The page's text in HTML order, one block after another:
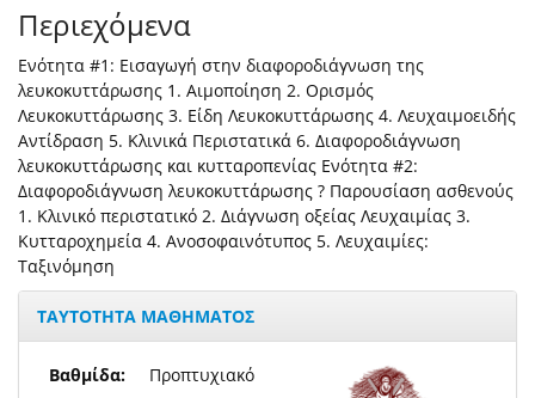
Περιεχόμενα
Ενότητα #1: Εισαγωγή στην διαφοροδιάγνωση της
λευκοκυττάρωσης 1. Αιμοποίηση 2. Ορισμός
Λευκοκυττάρωσης 3. Είδη Λευκοκυττάρωσης 4. Λευχαιμοειδής
Αντίδραση 5. Κλινικά Περιστατικά 6. Διαφοροδιάγνωση
λευκοκυττάρωσης και κυτταροπενίας Ενότητα #2:
Διαφοροδιάγνωση λευκοκυττάρωσης ? Παρουσίαση ασθενούς
1. Κλινικό περιστατικό 2. Διάγνωση οξείας Λευχαιμίας 3.
Κυτταροχημεία 4. Ανοσοφαινότυπος 5. Λευχαιμίες:
Ταξινόμηση
ΤΑΥΤΟΤΗΤΑ ΜΑΘΗΜΑΤΟΣ
Βαθμίδα:
Προπτυχιακό